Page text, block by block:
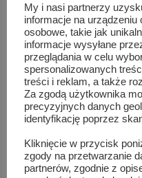
Bilety na gale dostępne
oraz w Biurze
Wałowa 7 i
Szydłowcu
Lokalnym partnerem
zawodowego & K1 w
My i nasi partnerzy
informacje na
osobowe, takie jak
informacje wysyłane
przeglądania w celu
spersonalizowanych
treści i reklam, a także
Za zgodą użytkownika
precyzyjnych danych
identyfikację poprzez
Kliknięcie w przycisk
zgody na przetwarzanie
partnerów, zgodnie z